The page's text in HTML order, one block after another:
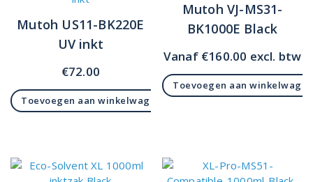
Mutoh US11-BK220E
UV inkt
€72.00
Toevoegen aan winkelwagen
Mutoh VJ-MS31-
BK1000E Black
Vanaf €160.00 excl. btw
Toevoegen aan winkelwagen